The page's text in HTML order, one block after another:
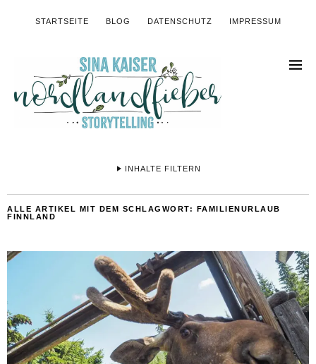
STARTSEITE BLOG DATENSCHUTZ IMPRESSUM
INHALTE FILTERN
ALLE ARTIKEL MIT DEM SCHLAGWORT: FAMILIENURLAUB
FINNLAND